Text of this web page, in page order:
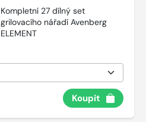
Kompletní 27 dílný set
grilovacího nářadí Avenberg
ELEMENT
Koupit